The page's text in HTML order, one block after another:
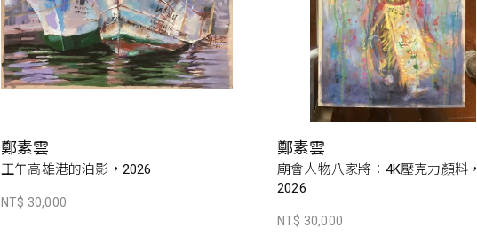
鄭素雲
正午高雄港的泊影，2026
NT$ 30,000
鄭素雲
廟會人物八家將：4K壓克力顏料，
2026
NT$ 30,000